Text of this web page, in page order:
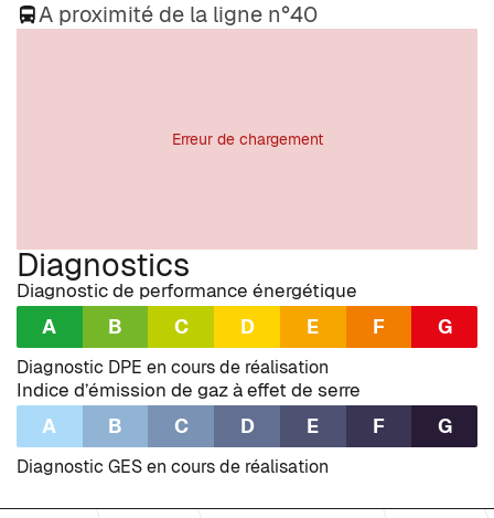
A proximité de la ligne n°40
Erreur de chargement
Diagnostics
Diagnostic de performance énergétique
A B C D E F G
Diagnostic DPE en cours de réalisation
Indice d’émission de gaz à effet de serre
A B C D E F G
Diagnostic GES en cours de réalisation